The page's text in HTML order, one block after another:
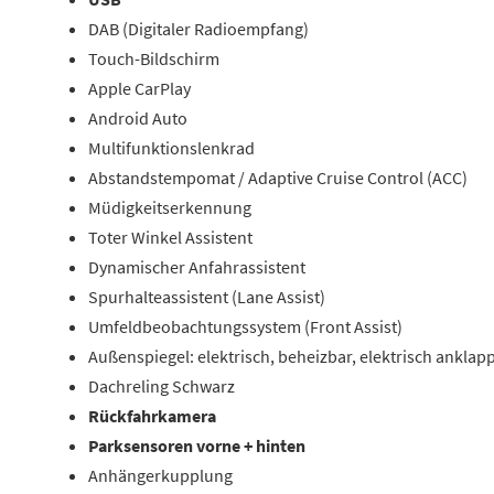
DAB (Digitaler Radioempfang)
Touch-Bildschirm
Apple CarPlay
Android Auto
Multifunktionslenkrad
Abstandstempomat / Adaptive Cruise Control (ACC)
Müdigkeitserkennung
Toter Winkel Assistent
Dynamischer Anfahrassistent
Spurhalteassistent (Lane Assist)
Umfeldbeobachtungssystem (Front Assist)
Außenspiegel: elektrisch, beheizbar, elektrisch
Dachreling Schwarz
Rückfahrkamera
Parksensoren vorne + hinten
Anhängerkupplung